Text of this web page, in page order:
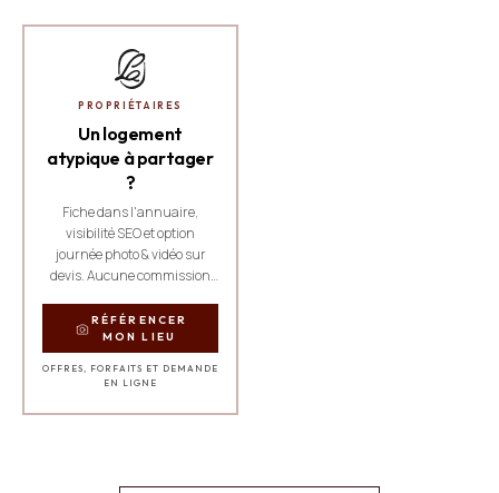
PROPRIÉTAIRES
Un logement
atypique à partager
?
Fiche dans l'annuaire,
visibilité SEO et option
journée photo & vidéo sur
devis. Aucune commission
RÉFÉRENCER
MON LIEU
OFFRES, FORFAITS ET DEMANDE
EN LIGNE